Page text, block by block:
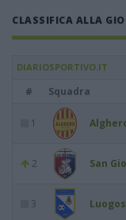
CLASSIFICA ALLA
DIARIOSPORTIVO.IT
#
Squadra
1
2 San
3